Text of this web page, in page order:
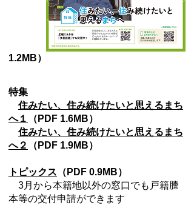
1.2MB）
特集
住みたい、住み続けたいと思えるまち
へ１
（PDF 1.6MB）
住みたい、住み続けたいと思えるまち
へ２
（PDF 1.9MB）
トピックス （PDF 0.9MB）
3月から本籍地以外の窓口でも戸籍謄
本等の交付申請ができます